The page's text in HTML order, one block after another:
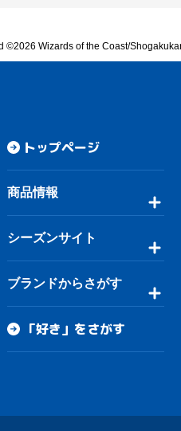
©2026 Wizards of the Coast/
トップページ
商品情報
シーズンサイト
ブランドからさがす
「好き」をさがす